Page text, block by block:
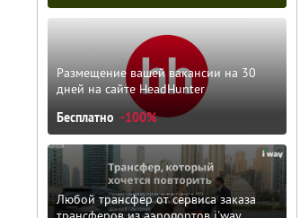
Размещение вашей вакансии на 30
дней на сайте HeadHunter
Бесплатно -100%
Любой трансфер от сервиса заказа